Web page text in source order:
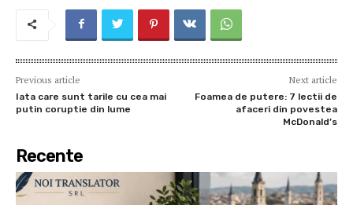
Previous article
Iata care sunt tarile cu cea mai
putin coruptie din lume
Next article
Foamea de putere: 7 lectii de
afaceri din povestea
McDonald’s
Recente